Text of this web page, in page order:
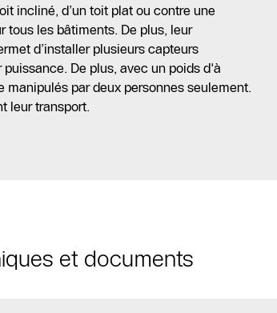
incliné, d’un toit plat ou contre une
tous les bâtiments. De plus, leur
d’installer plusieurs capteurs
De plus, avec un poids d'à
par deux personnes seulement.
leur transport.
et documents